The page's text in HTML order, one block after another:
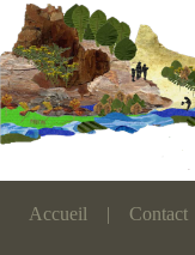
Accueil | Contact